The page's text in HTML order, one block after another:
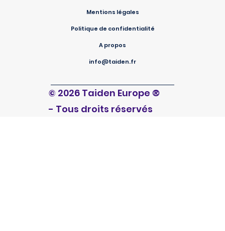
Mentions légales
Politique de confidentialité
A propos
info@taiden.fr
© 2026 Taiden Europe®
- Tous droits réservés